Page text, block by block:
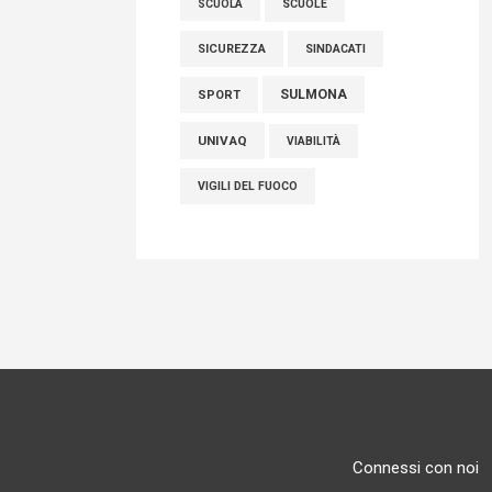
SCUOLA SCUOLE
SICUREZZA SINDACATI
SPORT SULMONA
UNIVAQ VIABILITÀ
VIGILI DEL FUOCO
Connessi con noi